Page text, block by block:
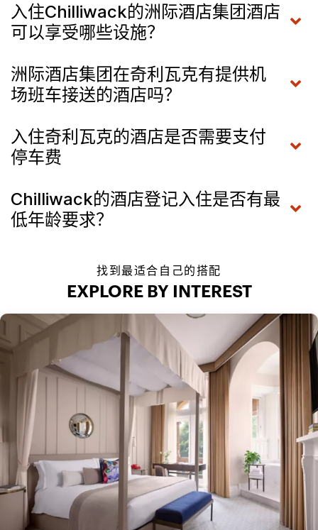
入住Chilliwack的洲际酒店集团酒店
可以享受哪些设施？
洲际酒店集团在奇利瓦克有提供机
场班车接送的酒店吗？
入住奇利瓦克的酒店是否需要支付
停车费
Chilliwack的酒店登记入住是否有最
低年龄要求？
找到最适合自己的搭配
EXPLORE BY INTEREST